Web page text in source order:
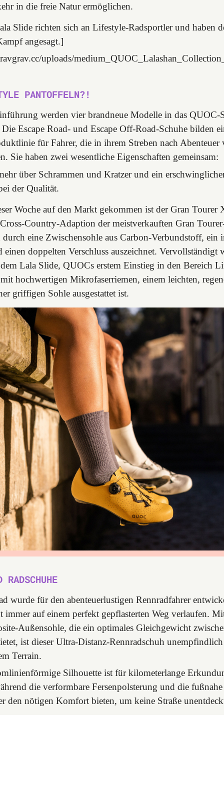
in die freie Natur ermöglichen.
Slide richten sich an Lifestyle-Radsportler und haben
angesagt.]
uploads/
PANTOFFELN?!
werden vier brandneue Modelle in das QUOC-
Escape Road- und Escape Off-Road-Schuhe bilden
für Fahrer, die in ihrem Streben nach Abenteuer
Sie haben zwei wesentliche Eigenschaften gemeinsam:
über Schrammen und Kratzer und ein
der Qualität.
Woche auf den Markt gekommen ist der Gran Tourer
Country-Adaption der meistverkauften Gran
eine Zwischensohle aus Carbon-Verbundstoff, ein
doppelten Verschluss auszeichnet. Vervollständigt
Lala Slide, QUOCs erstem Einstieg in den Bereich
hochwertigen Mikrofaserriemen, einem leichten,
griffigen Sohle ausgestattet ist.
RADSCHUHE
wurde für den abenteuerlustigen Rennradfahrer
immer auf einem perfekt gepflasterten Weg verlaufen.
Außensohle, die ein optimales Gleichgewicht
ist dieser Ultra-Distanz-Rennradschuh
Terrain.
Silhouette ist für kilometerlange
die verformbare Fersenpolsterung und die
den nötigen Komfort bieten, um keine Straße